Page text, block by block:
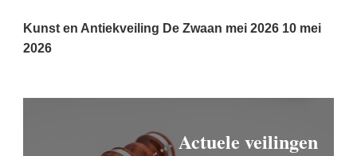
Kunst en Antiekveiling De Zwaan mei 2026 10 mei
2026
Actuele veilingen